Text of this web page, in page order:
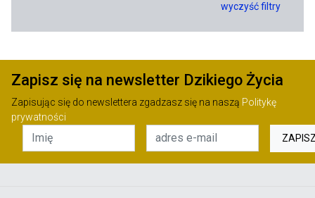
wyczyść filtry
Zapisz się na newsletter Dzikiego Życia
Zapisując się do newslettera zgadzasz się na naszą Politykę
prywatności